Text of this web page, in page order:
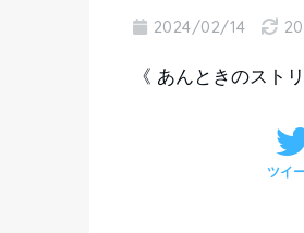
2024/02/14
《 あんときのスト
ツイ